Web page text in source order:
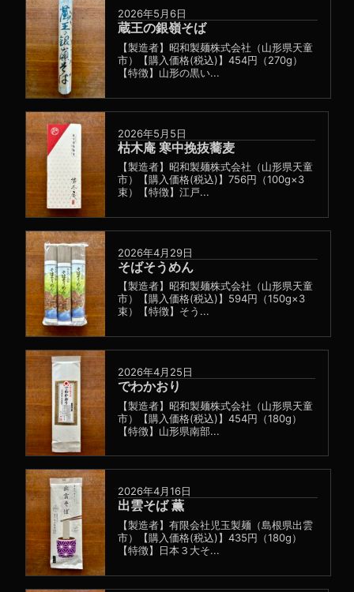
2026年5月6日
蔵王の銀嶺そば
【製造者】昭和製麺株式会社（山形県天童
市）【購入価格(税込)】454円（270g）
【特徴】山形の黒い...
2026年5月5日
枯木庵 寒中挽抜蕎麦
【製造者】昭和製麺株式会社（山形県天童
市）【購入価格(税込)】756円（100g×3
束）【特徴】江戸...
2026年4月29日
そばそうめん
【製造者】昭和製麺株式会社（山形県天童
市）【購入価格(税込)】594円（150g×3
束）【特徴】そう...
2026年4月25日
でわかおり
【製造者】昭和製麺株式会社（山形県天童
市）【購入価格(税込)】454円（180g）
【特徴】山形県南部...
2026年4月16日
出雲そば 薫
【製造者】有限会社児玉製麺（島根県出雲
市）【購入価格(税込)】435円（180g）
【特徴】日本３大そ...